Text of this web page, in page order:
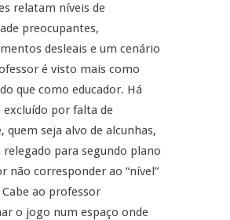
relatam níveis de
preocupantes,
desleais e um cenário
é visto mais como
que como educador. Há
excluído por falta de
quem seja alvo de alcunhas,
relegado para segundo plano
não corresponder ao “nível”
ao professor
o jogo num espaço onde